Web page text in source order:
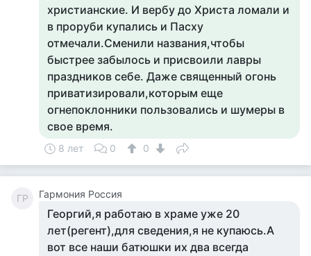
христианские. И вербу до Христа ломали и
в проруби купались и Пасху
отмечали.Сменили названия,чтобы
быстрее забылось и присвоили лавры
праздников себе. Даже священный огонь
приватизировали,которым еще
огнепоклонники пользовались и шумеры в
свое время.
8 лет 0 0
ГР Гармония Россия
Георгий,я работаю в храме уже 20
лет(регент),для сведения,я не купаюсь.А
вот все наши батюшки их два всегда